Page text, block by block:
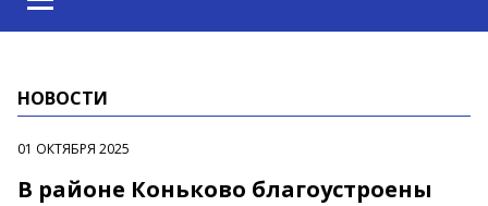
НОВОСТИ
01 ОКТЯБРЯ 2025
В районе Коньково благоустроены